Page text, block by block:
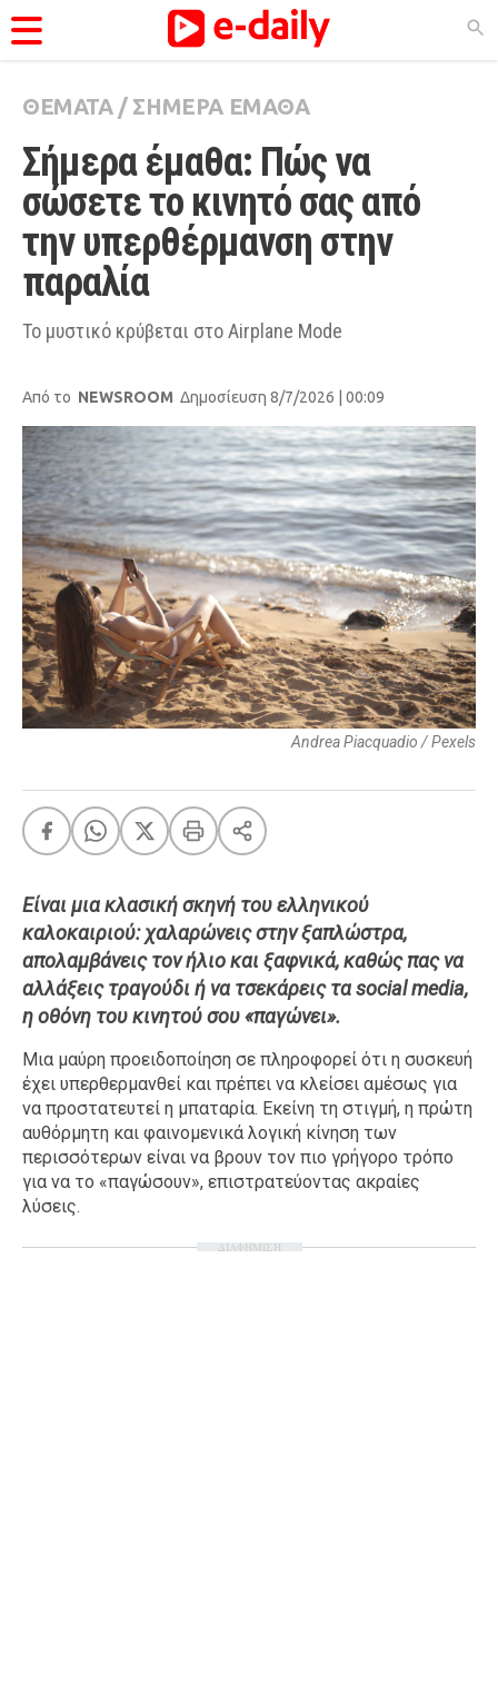
ΚΑΤΗΓΟΡΊΕΣ
Ειδήσεις
Θέματα
Videos
Podcasts
Viral
City Guide
Pop Culture
Agenda
FEEDS
Πάσχα Eurovision
Retro Summer
A-List LGBTQI+
Xmas
LIFE
Food
Body+Mind
Ταξίδια
Style
Σπίτι
Family
Σχέσεις
AGENDA
Επιλογές
ΘΕΜΑΤΑ/ ΣΗΜΕΡΑ ΕΜΑΘΑ
Σήμερα έμαθα: Πώς να
σώσετε το κινητό σας από
την υπερθέρμανση στην
παραλία
Το μυστικό κρύβεται στο Airplane Mode
Από το NEWSROOM Δημοσίευση 8/7/2026 | 00:09
Andrea Piacquadio / Pexels
Είναι μια κλασική σκηνή του ελληνικού
καλοκαιριού: χαλαρώνεις στην ξαπλώστρα,
απολαμβάνεις τον ήλιο και ξαφνικά, καθώς πας να
αλλάξεις τραγούδι ή να τσεκάρεις τα social media,
η οθόνη του κινητού σου «παγώνει».
Μια μαύρη προειδοποίηση σε πληροφορεί ότι η συσκευή
έχει υπερθερμανθεί και πρέπει να κλείσει αμέσως για
να προστατευτεί η μπαταρία. Εκείνη τη στιγμή, η πρώτη
αυθόρμητη και φαινομενικά λογική κίνηση των
περισσότερων είναι να βρουν τον πιο γρήγορο τρόπο
για να το «παγώσουν», επιστρατεύοντας ακραίες
λύσεις.
ΔΙΑΦΗΜΙΣΗ